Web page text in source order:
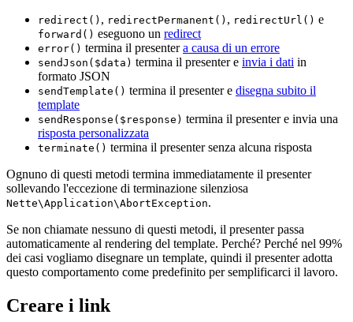
redirect() , redirectPermanent() , redirectUrl() e
forward() eseguono un redirect
error() termina il presentera causa di un errore
sendJson($data) termina il presenter e invia i dati in
formato JSON
sendTemplate() termina il presenter e disegna subito il
template
sendResponse($response) termina il presenter e invia una
risposta personalizzata
terminate() termina il presenter senza alcuna risposta
Ognuno di questi metodi termina immediatamente il presenter
sollevando l'eccezione di terminazione silenziosa
Nette\Application\AbortException.
Se non chiamate nessuno di questi metodi, il presenter passa
automaticamente al rendering del template. Perché? Perché nel 99%
dei casi vogliamo disegnare un template, quindi il presenter adotta
questo comportamento come predefinito per semplificarci il lavoro.
Creare i link